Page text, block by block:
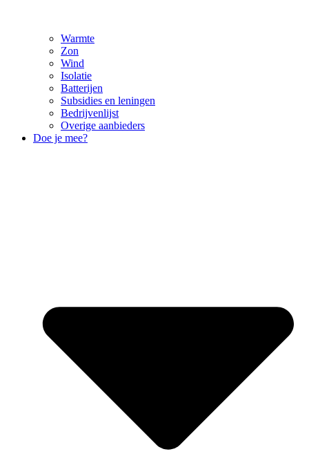
Warmte
Zon
Wind
Isolatie
Batterijen
Subsidies en leningen
Bedrijvenlijst
Overige aanbieders
Doe je mee?